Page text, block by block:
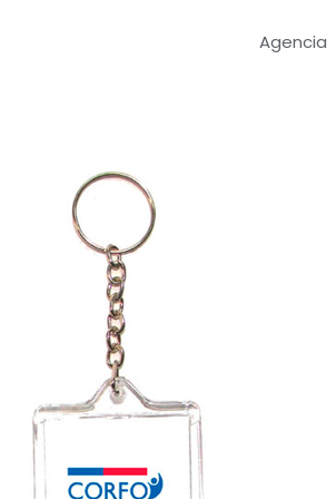
Agencia